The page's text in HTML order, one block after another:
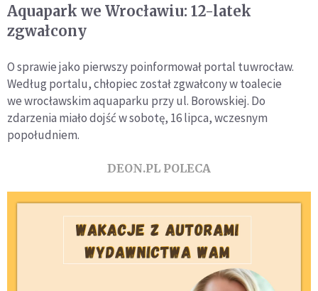
Aquapark we Wrocławiu: 12-latek
zgwałcony
O sprawie jako pierwszy poinformował portal tuwrocław.
Według portalu, chłopiec został zgwałcony w toalecie
we wrocławskim aquaparku przy ul. Borowskiej. Do
zdarzenia miało dojść w sobotę, 16 lipca, wczesnym
popołudniem.
DEON.PL POLECA